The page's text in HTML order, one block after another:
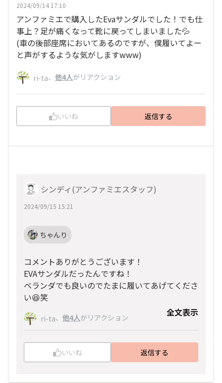
2024/09/14 17:10
アンファミエで購入したEvaサンダルでした！でも仕
事上？足が痛くなって靴に戻ってしまいました💦
(車の後部座席においてあるのですが、僕履いてよー
と声がするような気がしますwww)
ri-ta、 他4人がリアクション
いいね 返信する
シンディ(アンファミエスタッフ)
2024/09/15 15:21
ちゃんり
コメントありがとうございます！
EVAサンダルだったんですね！
ベランダでも良いのでたまに履いてあげてくださ
い😆笑
ri-ta、 他4人がリアクション 全文表示
いいね 返信する